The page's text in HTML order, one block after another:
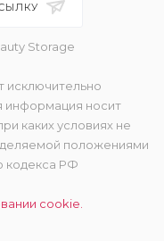
Storage
исключительно
информация носит
каких условиях не
положениями
кодекса РФ
cookie.